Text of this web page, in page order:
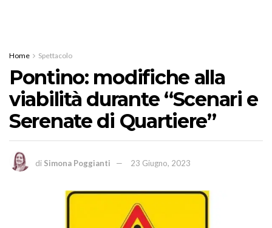
Home Spettacolo
Pontino: modifiche alla
viabilità durante “Scenari e
Serenate di Quartiere”
di Simona Poggianti 23 Giugno, 2023